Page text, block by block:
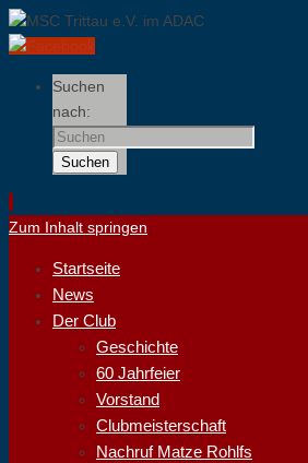
Suchen
nach:
Suchen
Zum Inhalt springen
Startseite
News
Der Club
Geschichte
60 Jahrfeier
Vorstand
Clubmeisterschaft
Nachruf Matze Rohlfs